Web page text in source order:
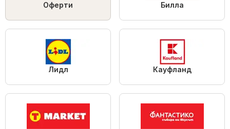
Оферти Билла
Лидл Кауфланд